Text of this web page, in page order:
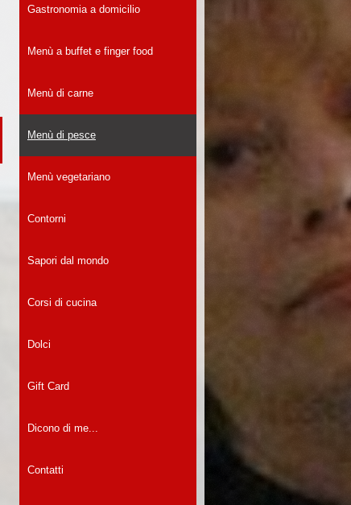
Gastronomia a domicilio
Menù a buffet e finger food
Menù di carne
Menù di pesce
Menù vegetariano
Contorni
Sapori dal mondo
Corsi di cucina
Dolci
Gift Card
Dicono di me...
Contatti